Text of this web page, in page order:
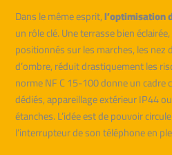
Dans le même esprit,l’optimisation
un rôle clé. Une terrasse bien
positionnés sur les marches, les nez
d’ombre, réduit drastiquement les
norme NF C 15-100 donne un cadre
dédiés, appareillage extérieur IP44
étanches. L’idée est de pouvoir
l’interrupteur de son téléphone en